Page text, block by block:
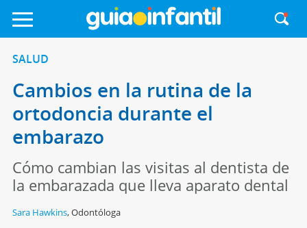
SALUD
Cambios en la rutina de la
ortodoncia durante el
embarazo
Cómo cambian las visitas al dentista de
la embarazada que lleva aparato dental
Sara Hawkins,Odontóloga